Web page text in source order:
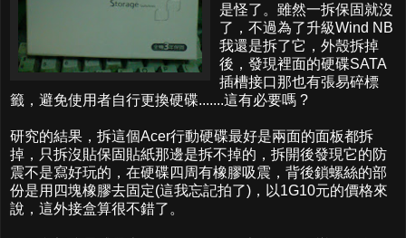
是怪了。雖然一拆保固就沒
了，不過為了升級Wind NB
我還是拆了它，外殼拆掉
後，發現裡面的硬碟SATA
插槽接口那也有張易碎標
籤，避免使用者自行更換硬碟.......這有必要嗎 ?
研究的結果，拆這個Acer行動硬碟最好是兩面的面板都拆
掉，只拆沒貼保固貼紙那邊是拆不掉的，拆開後發現它的防
震不是寫好玩的，在硬碟四周有橡膠吸震，背後鎖螺絲的部
份是用四塊橡膠去固定(這我忘記拍了)，以1G10元的價格來
說，這外接盒算很不錯了。